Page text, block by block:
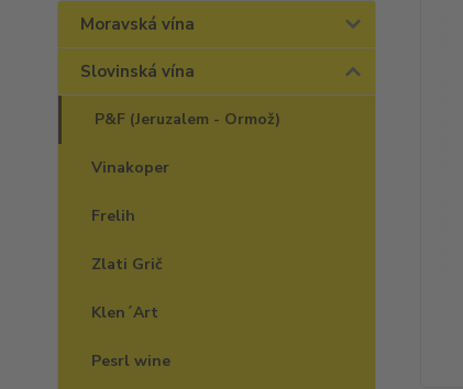
Moravská vína
Slovinská vína
P&F (Jeruzalem - Ormož)
Vinakoper
Frelih
Zlati Grič
Klen´Art
Pesrl wine